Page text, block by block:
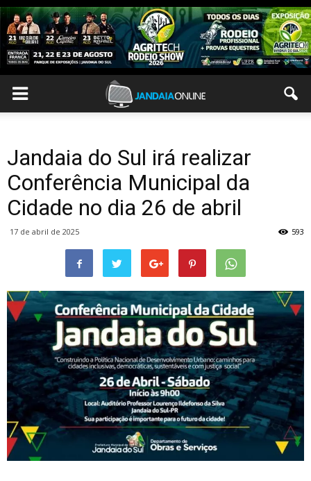
Jandaia do Sul irá realizar
Conferência Municipal da
Cidade no dia 26 de abril
17 de abril de 2025 593